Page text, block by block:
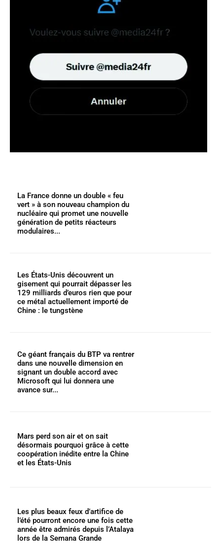
La France donne un double « feu
vert » à son nouveau champion du
nucléaire qui promet une nouvelle
génération de petits réacteurs
modulaires...
Les États-Unis découvrent un
gisement qui pourrait dépasser les
129 milliards d’euros rien que pour
ce métal actuellement importé de
Chine : le tungstène
Ce géant français du BTP va rentrer
dans une nouvelle dimension en
signant un double accord avec
Microsoft qui lui donnera une
avance sur...
Mars perd son air et on sait
désormais pourquoi grâce à cette
coopération inédite entre la Chine
et les États-Unis
Les plus beaux feux d’artifice de
l’été pourront encore une fois cette
année être admirés depuis l’Atalaya
lors de la Semana Grande